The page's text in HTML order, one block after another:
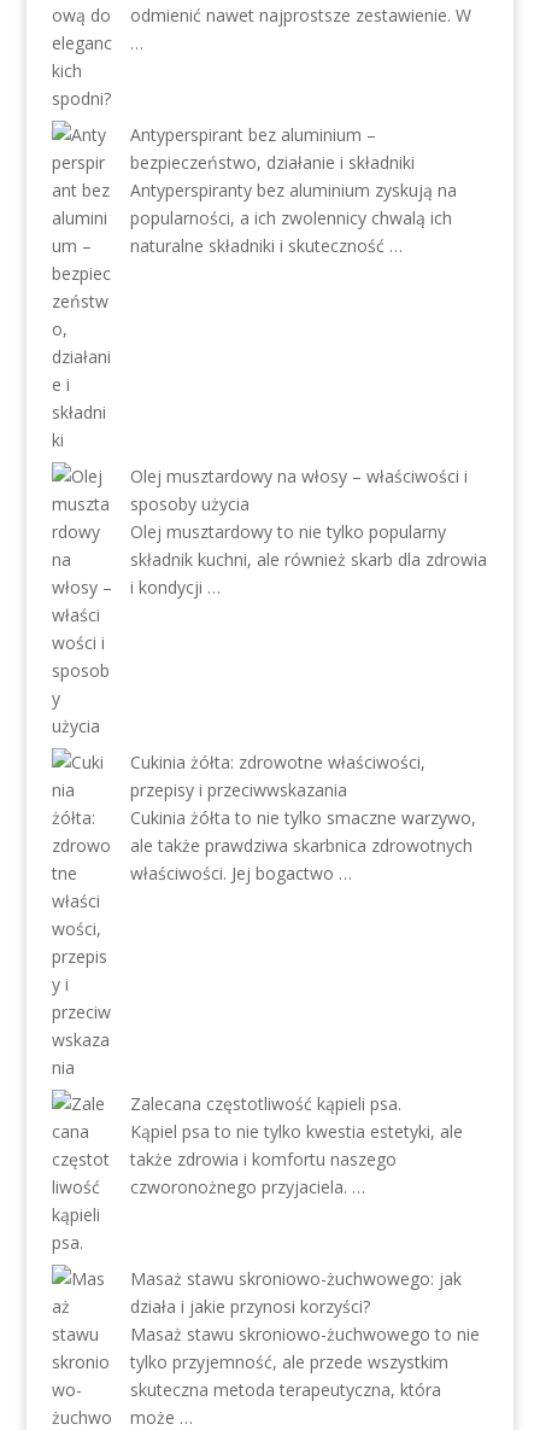
odmienić nawet najprostsze zestawienie. W
…
Antyperspirant bez aluminium –
bezpieczeństwo, działanie i składniki
Antyperspiranty bez aluminium zyskują na
popularności, a ich zwolennicy chwalą ich
naturalne składniki i skuteczność …
Olej musztardowy na włosy – właściwości i
sposoby użycia
Olej musztardowy to nie tylko popularny
składnik kuchni, ale również skarb dla zdrowia
i kondycji …
Cukinia żółta: zdrowotne właściwości,
przepisy i przeciwwskazania
Cukinia żółta to nie tylko smaczne warzywo,
ale także prawdziwa skarbnica zdrowotnych
właściwości. Jej bogactwo …
Zalecana częstotliwość kąpieli psa.
Kąpiel psa to nie tylko kwestia estetyki, ale
także zdrowia i komfortu naszego
czworonożnego przyjaciela. …
Masaż stawu skroniowo-żuchwowego: jak
działa i jakie przynosi korzyści?
Masaż stawu skroniowo-żuchwowego to nie
tylko przyjemność, ale przede wszystkim
skuteczna metoda terapeutyczna, która
może …